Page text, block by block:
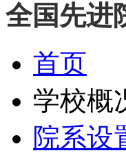
全国先进
首页
学校概
院系设